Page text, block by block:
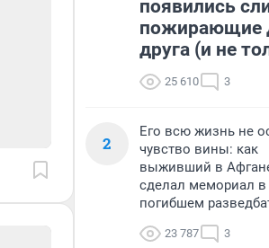
появились
пожирающие
друга (и не
25 610 3
2
Его всю жизнь не
чувство вины: как
выживший в
сделал мемориал в
погибшем
23 787 3